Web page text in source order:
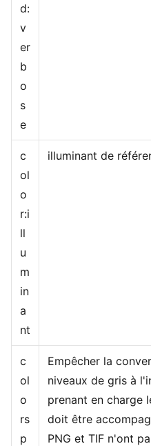
d:
v
er
b
o
s
e
c
ol
o
r:i
ll
u
m
in
a
nt
illuminant de
c
ol
o
rs
p
Empêcher la
niveaux de gris à
prenant en charge
doit être
PNG et TIF n'ont